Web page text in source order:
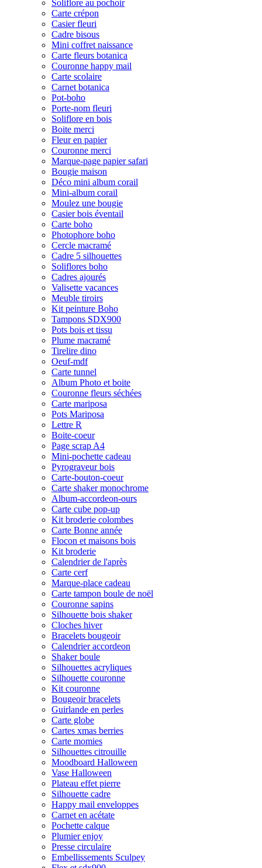
Soliflore au pochoir
Carte crépon
Casier fleuri
Cadre bisous
Mini coffret naissance
Carte fleurs botanica
Couronne happy mail
Carte scolaire
Carnet botanica
Pot-boho
Porte-nom fleuri
Soliflore en bois
Boite merci
Fleur en papier
Couronne merci
Marque-page papier safari
Bougie maison
Déco mini album corail
Mini-album corail
Moulez une bougie
Casier bois éventail
Carte boho
Photophore boho
Cercle macramé
Cadre 5 silhouettes
Soliflores boho
Cadres ajourés
Valisette vacances
Meuble tiroirs
Kit peinture Boho
Tampons SDX900
Pots bois et tissu
Plume macramé
Tirelire dino
Oeuf-mdf
Carte tunnel
Album Photo et boite
Couronne fleurs séchées
Carte mariposa
Pots Mariposa
Lettre R
Boite-coeur
Page scrap A4
Mini-pochette cadeau
Pyrograveur bois
Carte-bouton-coeur
Carte shaker monochrome
Album-accordeon-ours
Carte cube pop-up
Kit broderie colombes
Carte Bonne année
Flocon et maisons bois
Kit broderie
Calendrier de l'après
Carte cerf
Marque-place cadeau
Carte tampon boule de noël
Couronne sapins
Silhouette bois shaker
Cloches hiver
Bracelets bougeoir
Calendrier accordeon
Shaker boule
Silhouettes acryliques
Silhouette couronne
Kit couronne
Bougeoir bracelets
Guirlande en perles
Carte globe
Cartes xmas berries
Carte momies
Silhouettes citrouille
Moodboard Halloween
Vase Halloween
Plateau effet pierre
Silhouette cadre
Happy mail enveloppes
Carnet en acétate
Pochette calque
Plumier enjoy
Presse circulaire
Embellissements Sculpey